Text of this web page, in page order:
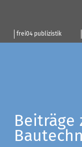
frei04 publizistik
Beiträge